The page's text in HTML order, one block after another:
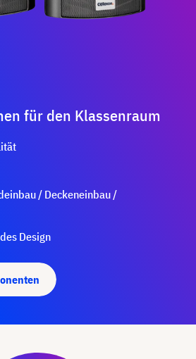
für den Klassenraum
/ Deckeneinbau /
Design